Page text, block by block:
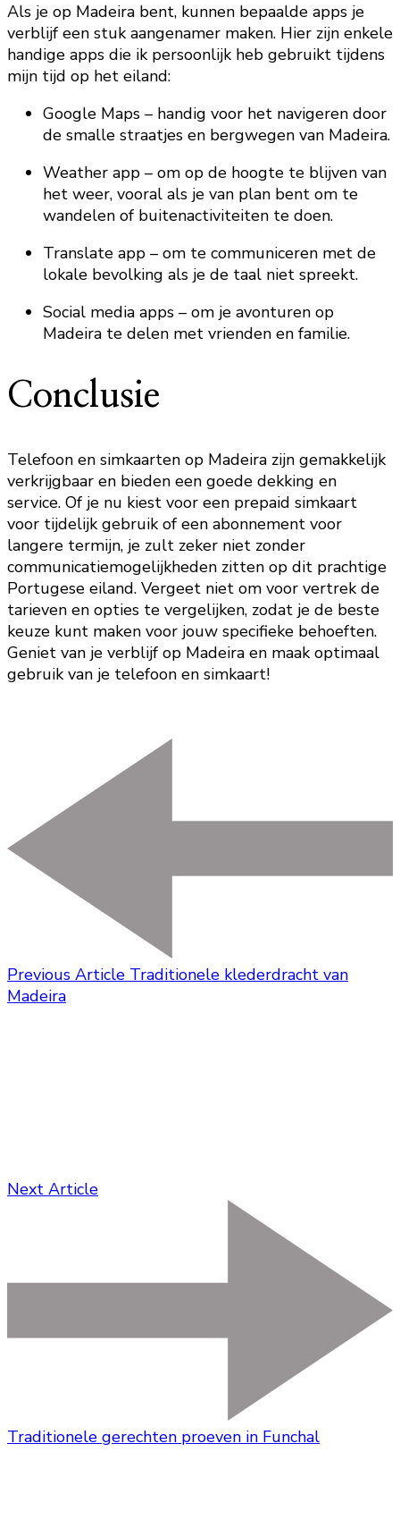
Als je op Madeira bent, kunnen bepaalde apps je
verblijf een stuk aangenamer maken. Hier zijn enkele
handige apps die ik persoonlijk heb gebruikt tijdens
mijn tijd op het eiland:
Google Maps – handig voor het navigeren door
de smalle straatjes en bergwegen van Madeira.
Weather app – om op de hoogte te blijven van
het weer, vooral als je van plan bent om te
wandelen of buitenactiviteiten te doen.
Translate app – om te communiceren met de
lokale bevolking als je de taal niet spreekt.
Social media apps – om je avonturen op
Madeira te delen met vrienden en familie.
Conclusie
Telefoon en simkaarten op Madeira zijn gemakkelijk
verkrijgbaar en bieden een goede dekking en
service. Of je nu kiest voor een prepaid simkaart
voor tijdelijk gebruik of een abonnement voor
langere termijn, je zult zeker niet zonder
communicatiemogelijkheden zitten op dit prachtige
Portugese eiland. Vergeet niet om voor vertrek de
tarieven en opties te vergelijken, zodat je de beste
keuze kunt maken voor jouw specifieke behoeften.
Geniet van je verblijf op Madeira en maak optimaal
gebruik van je telefoon en simkaart!
Previous Article Traditionele klederdracht van
Madeira
Next Article
Traditionele gerechten proeven in Funchal